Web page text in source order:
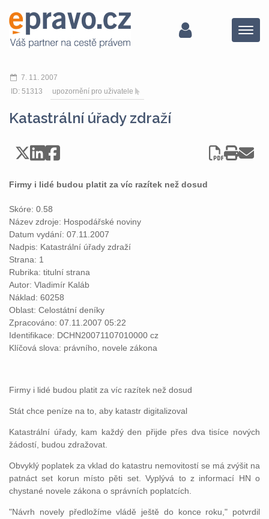
Menu
7. 11. 2007
ID: 51313
upozornění pro uživatele
Katastrální úřady zdraží
Firmy i lidé budou platit za víc razítek než dosud
Skóre: 0.58
Název zdroje: Hospodářské noviny
Datum vydání: 07.11.2007
Nadpis: Katastrální úřady zdraží
Strana: 1
Rubrika: titulní strana
Autor: Vladimír Kaláb
Náklad: 60258
Oblast: Celostátní deníky
Zpracováno: 07.11.2007 05:22
Identifikace: DCHN20071107010000 cz
Klíčová slova: právního, novele zákona
Firmy i lidé budou platit za víc razítek než dosud
Stát chce peníze na to, aby katastr digitalizoval
Katastrální úřady, kam každý den přijde přes dva tisíce nových
žádostí, budou zdražovat.
Obvyklý poplatek za vklad do katastru nemovitostí se má zvýšit na
patnáct set korun místo pěti set. Vyplývá to z informací HN o
chystané novele zákona o správních poplatcích.
"Návrh novely předložíme vládě ještě do konce roku," potvrdil